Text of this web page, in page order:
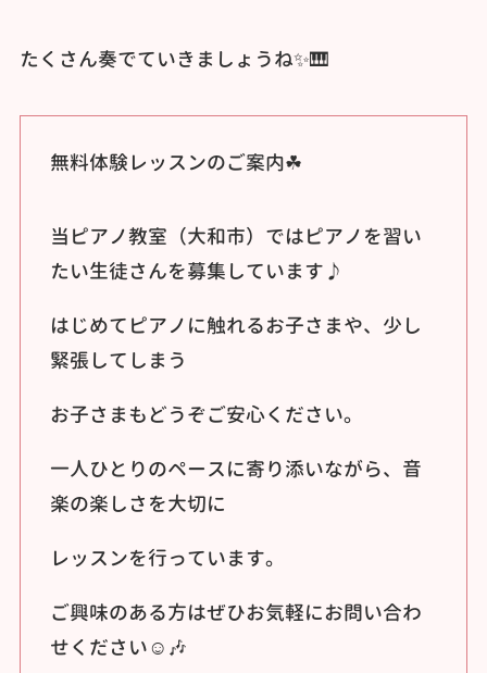
たくさん奏でていきましょうね✨️🎹
無料体験レッスンのご案内☘
当ピアノ教室（大和市）ではピアノを習い
たい生徒さんを募集しています♪
はじめてピアノに触れるお子さまや、少し
緊張してしまう
お子さまもどうぞご安心ください。
一人ひとりのペースに寄り添いながら、音
楽の楽しさを大切に
レッスンを行っています。
ご興味のある方はぜひお気軽にお問い合わ
せください☺️🎶